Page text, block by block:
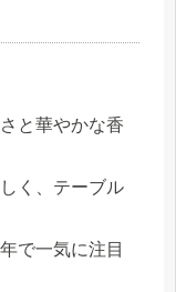
と華やかな香
く、テーブル
で一気に注目